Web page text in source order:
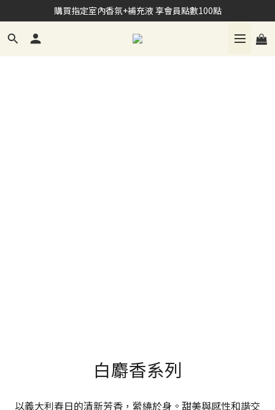
加入Line會員 享NT$100購物禮金
購買指定室內香氛+補充液 享會員點數100點
加入Line會員 享NT$100購物禮金
白麝香系列
以義大利春日的清新芳香，縈繞於身。甜美與感性和諧交